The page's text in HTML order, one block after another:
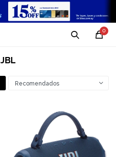
0
JBL
Recomendados